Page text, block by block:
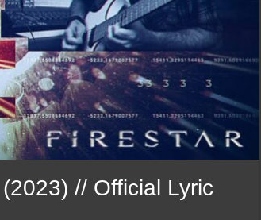
// Official Lyric